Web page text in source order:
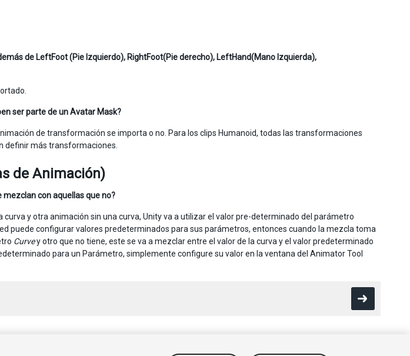
de LeftFoot (Pie Izquierdo), RightFoot(Pie derecho), LeftHand(Mano Izquierda),
ser parte de un Avatar Mask?
de transformación se importa o no. Para los clips Humanoid, todas las transformaciones
definir más transformaciones.
de Animación)
con aquellas que no?
y otra animación sin una curva, Unity va a utilizar el valor pre-determinado del parámetro
puede configurar valores predeterminados para sus parámetros, entonces cuando la mezcla toma
Curvey otro que no tiene, este se va a mezclar entre el valor de la curva y el valor predeterminado
para un Parámetro, simplemente configure su valor en la ventana del Animator Tool